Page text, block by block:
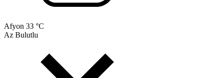
Afyon 33 °C
Az Bulutlu